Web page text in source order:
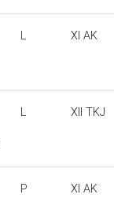
L XI AK
L XII TKJ
P XI AK